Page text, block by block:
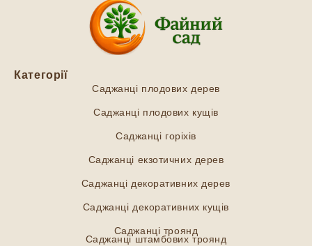
Категорії
Саджанці плодових дерев
Саджанці плодових кущів
Саджанці горіхів
Саджанці екзотичних дерев
Саджанці декоративних дерев
Саджанці декоративних кущів
Саджанці троянд
Саджанці штамбових троянд